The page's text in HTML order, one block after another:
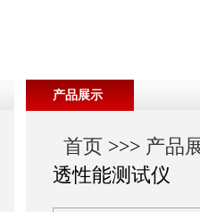
产品展示
首页 >>> 产品
透性能测试仪